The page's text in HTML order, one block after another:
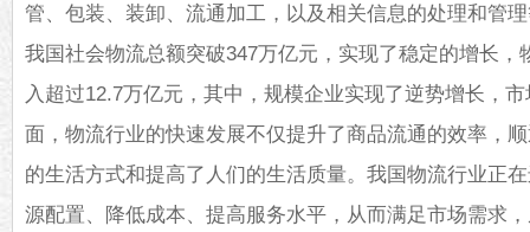
管、包装、装卸、流通加工，以及相关信息的处理和管
我国社会物流总额突破347万亿元，实现了稳定的增长，
入超过12.7万亿元，其中，规模企业实现了逆势增长，
面，物流行业的快速发展不仅提升了商品流通的效率，
的生活方式和提高了人们的生活质量。我国物流行业正
源配置、降低成本、提高服务水平，从而满足市场需求